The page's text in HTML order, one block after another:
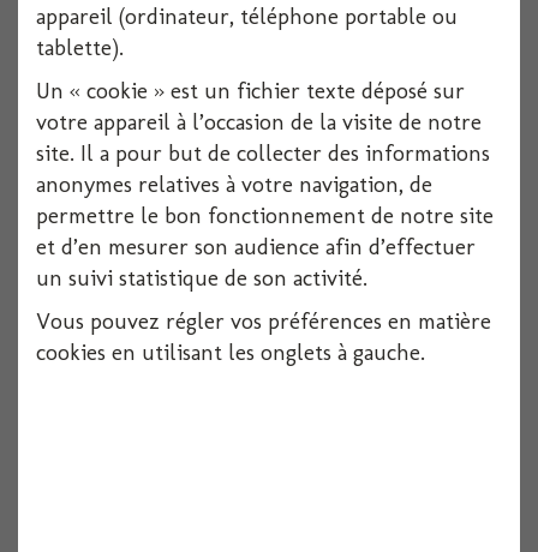
Voir
appareil (ordinateur, téléphone portable ou
tablette).
Un « cookie » est un fichier texte déposé sur
votre appareil à l’occasion de la visite de notre
site. Il a pour but de collecter des informations
anonymes relatives à votre navigation, de
permettre le bon fonctionnement de notre site
et d’en mesurer son audience afin d’effectuer
un suivi statistique de son activité.
Vous pouvez régler vos préférences en matière
cookies en utilisant les onglets à gauche.